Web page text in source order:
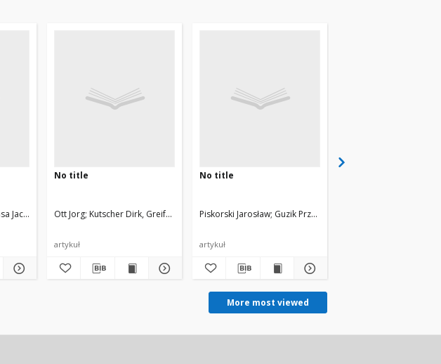
Jacek
No title
Ott Jorg Kutscher Dirk, Greifenberg Janico, Loos Kevin
artykuł
No title
Piskorski Jarosław Guzik Przemysław
artykuł
More most viewed